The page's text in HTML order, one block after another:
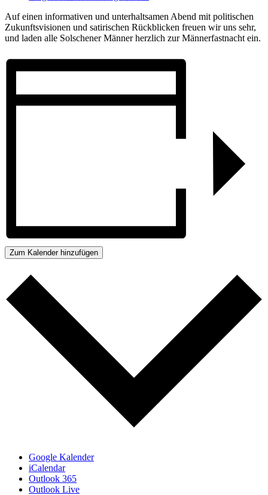
Auf einen informativen und unterhaltsamen Abend mit politischen
Zukunftsvisionen und satirischen Rückblicken freuen wir uns sehr,
und laden alle Solschener Männer herzlich zur Männerfastnacht ein.
Zum Kalender hinzufügen
Google Kalender
iCalendar
Outlook 365
Outlook Live